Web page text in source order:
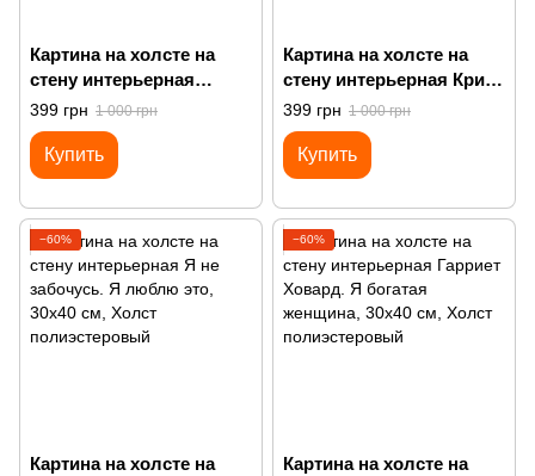
Картина на холсте на
стену интерьерная
Приземленный, но все
еще выше тебя
399 грн 1 000 грн
Купить
Картина на холсте на
стену интерьерная Крик
Мунка
399 грн 1 000 грн
Купить
−60%
Картина на холсте на
−60%
Картина на холсте на